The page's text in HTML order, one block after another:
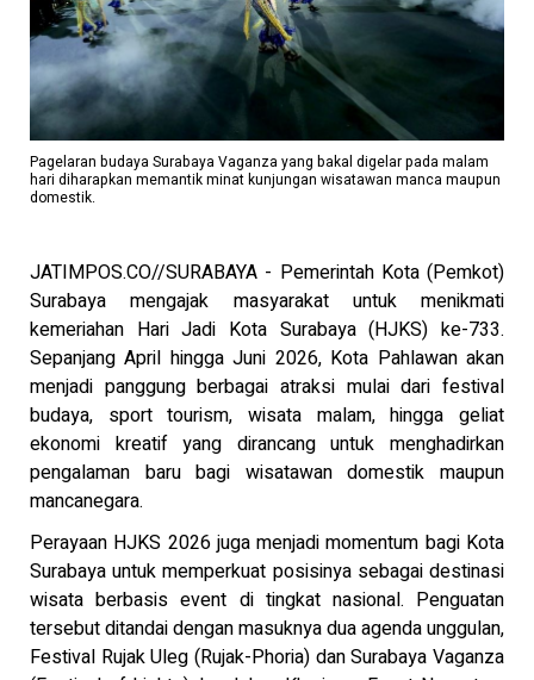
Pagelaran budaya Surabaya Vaganza yang bakal digelar pada malam
hari diharapkan memantik minat kunjungan wisatawan manca maupun
domestik.
JATIMPOS.CO//SURABAYA - Pemerintah Kota (Pemkot)
Surabaya mengajak masyarakat untuk menikmati
kemeriahan Hari Jadi Kota Surabaya (HJKS) ke-733.
Sepanjang April hingga Juni 2026, Kota Pahlawan akan
menjadi panggung berbagai atraksi mulai dari festival
budaya, sport tourism, wisata malam, hingga geliat
ekonomi kreatif yang dirancang untuk menghadirkan
pengalaman baru bagi wisatawan domestik maupun
mancanegara.
Perayaan HJKS 2026 juga menjadi momentum bagi Kota
Surabaya untuk memperkuat posisinya sebagai destinasi
wisata berbasis event di tingkat nasional. Penguatan
tersebut ditandai dengan masuknya dua agenda unggulan,
Festival Rujak Uleg (Rujak-Phoria) dan Surabaya Vaganza